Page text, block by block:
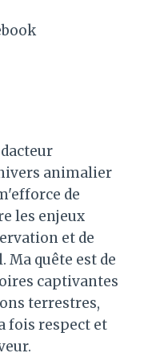
animalier
de
les enjeux
et de
quête est de
captivantes
terrestres,
fois respect et